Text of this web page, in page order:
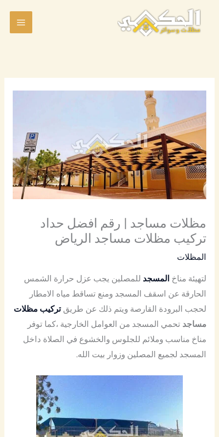
تخطي
مظلات مساجد | رقم افضل حداد
تركيب مظلات مساجد الرياض
المظلات
لتهيئة مناخ المسجد للمصلين يجب عزل حرارة الشمس
الحارقة عن اسقف المسجد ومنع تساقط مياه الامطار
لحجب البرودة القارصة ويتم ذلك عن طريقتركيب مظلات
مساجد تحمي المسجد من العوامل الخارجية ،كما توفر
مناخ مناسب وملائم للجلوس والخشوع في الصلاة داخل
المسجد لجميع المصلين وزوار بيت الله.